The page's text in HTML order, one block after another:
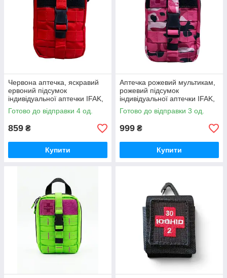
Червона аптечка, яскравий
ервоний підсумок
індивідуальної аптечки IFAK,
аптечний підсумок для
цивільних, дівчат, жінок,
Готово до відправки 4 од.
859 ₴
Купити
Аптечка рожевий мультикам,
рожевий підсумок
індивідуальної аптечки IFAK,
аптечний підсумок для
цивільних, дівчат, жінок Стохід
Готово до відправки 3 од.
999 ₴
Купити